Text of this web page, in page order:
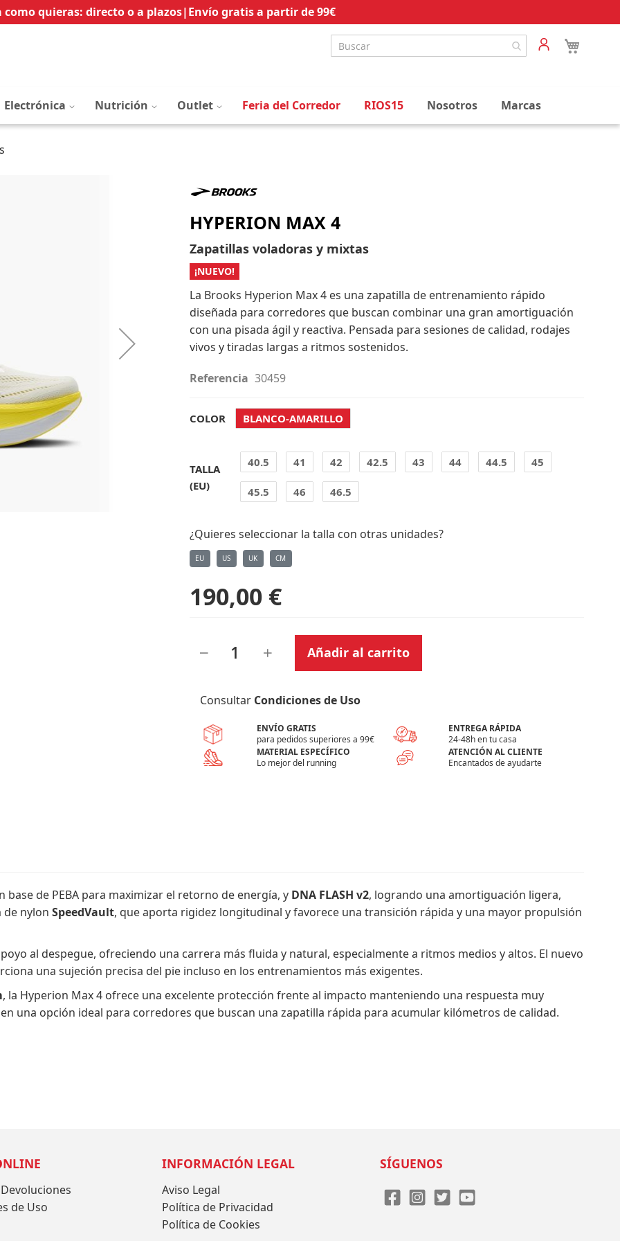
como quieras: directo o a plazos|Envío gratis a partir de 99€
Ir
al
Electrónica Nutrición Outlet Feria del Corredor RIOS15 Nosotros Marcas
HYPERION MAX 4
Zapatillas voladoras y mixtas
¡NUEVO!
La Brooks Hyperion Max 4 es una zapatilla de entrenamiento rápido
diseñada para corredores que buscan combinar una gran amortiguación
con una pisada ágil y reactiva. Pensada para sesiones de calidad, rodajes
vivos y tiradas largas a ritmos sostenidos.
Referencia 30459
COLOR BLANCO-AMARILLO
TALLA
(EU)
40.5 41 42 42.5 43 44 44.5 45
45.5 46 46.5
¿Quieres seleccionar la talla con otras unidades?
EU US UK CM
190,00 €
Añadir al carrito
Consultar Condiciones de Uso
ENVÍO GRATIS
para pedidos superiores a 99€
ENTREGA RÁPIDA
24-48h en tu casa
MATERIAL ESPECÍFICO
Lo mejor del running
ATENCIÓN AL CLIENTE
Encantados de ayudarte
base de PEBA para maximizar el retorno de energía, y DNA FLASH v2, logrando una amortiguación ligera,
de nylon SpeedVault, que aporta rigidez longitudinal y favorece una transición rápida y una mayor propulsión
al despegue, ofreciendo una carrera más fluida y natural, especialmente a ritmos medios y altos. El nuevo
una sujeción precisa del pie incluso en los entrenamientos más exigentes.
, la Hyperion Max 4 ofrece una excelente protección frente al impacto manteniendo una respuesta muy
una opción ideal para corredores que buscan una zapatilla rápida para acumular kilómetros de calidad.
de Uso
INFORMACIÓN LEGAL
Aviso Legal
Política de Privacidad
Política de Cookies
SÍGUENOS